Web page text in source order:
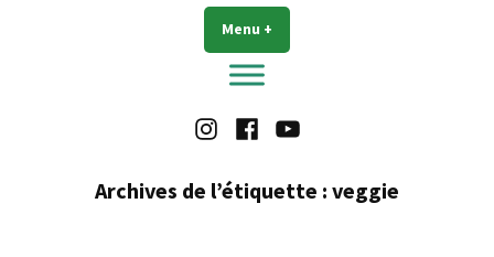
Redeviens-toi Menu +
Instagram
FacebookYoutube
Archives de l’étiquette : veggie